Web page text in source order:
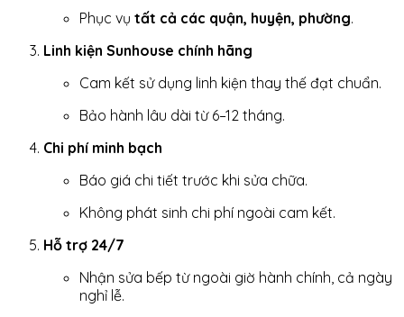
Phục vụ tất cả các quận, huyện, phường.
Linh kiện Sunhouse chính hãng
Cam kết sử dụng linh kiện thay thế đạt chuẩn.
Bảo hành lâu dài từ 6–12 tháng.
Chi phí minh bạch
Báo giá chi tiết trước khi sửa chữa.
Không phát sinh chi phí ngoài cam kết.
Hỗ trợ 24/7
Nhận sửa bếp từ ngoài giờ hành chính, cả ngày
nghỉ lễ.